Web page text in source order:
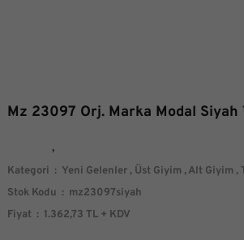
Mz 23097 Orj. Marka Modal Siyah
Kategori Yeni Gelenler , Üst Giyim ,Alt Giyim ,
Stok Kodu
mz23097siyah
Fiyat
1.362,73 TL + KDV